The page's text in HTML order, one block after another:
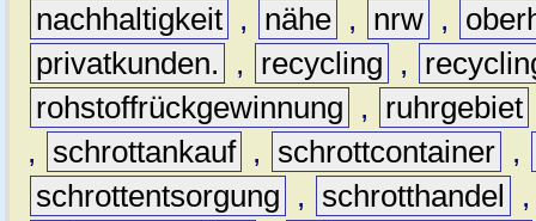
nachhaltigkeit , nähe , nrw ,
privatkunden.
, recycling ,
rohstoffrückgewinnung
, ruhrgebiet
,
schrottankauf , schrottcontainer ,
schrottentsorgung
, schrotthandel